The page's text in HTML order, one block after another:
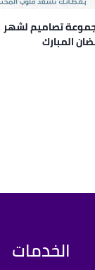
تصاميم لشهر
المبارك
الخدمات